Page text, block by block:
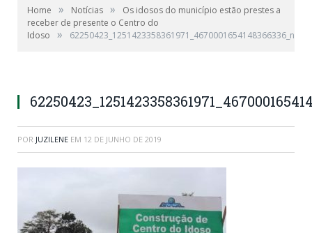
Home » Notícias »
Os idosos do município estão prestes a
receber de presente o Centro do
Idoso
» 62250423_1251423358361971_4670001654148366336_n
POR JUZILENE EM 12 DE JUNHO DE 2019